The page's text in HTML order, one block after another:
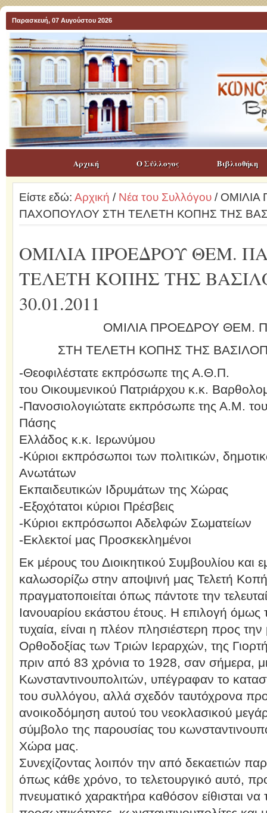
Παρασκευή, 07 Αυγούστου 2026
Αρχική Ο Σύλλογος Βιβλιοθήκη
Είστε εδώ: Αρχική / Νέα του Συλλόγου/
ΠΑΧΟΠΟΥΛΟΥ ΣΤΗ ΤΕΛΕΤΗ ΚΟΠΗΣ ΤΗΣ
ΟΜΙΛΙΑ ΠΡΟΕΔΡΟΥ ΘΕΜ.
ΤΕΛΕΤΗ ΚΟΠΗΣ ΤΗΣ
30.01.2011
ΟΜΙΛΙΑ ΠΡΟΕΔΡΟΥ ΘΕΜ.
ΣΤΗ ΤΕΛΕΤΗ ΚΟΠΗΣ ΤΗΣ
-Θεοφιλέστατε εκπρόσωπε της Α.Θ.Π.
του Οικουμενικού Πατριάρχου κ.κ.
-Πανοσιολογιώτατε εκπρόσωπε της Α.Μ.
Πάσης
Ελλάδος κ.κ. Ιερωνύμου
-Κύριοι εκπρόσωποι των πολιτικών,
Ανωτάτων
Εκπαιδευτικών Ιδρυμάτων της Χώρας
-Εξοχότατοι κύριοι Πρέσβεις
-Κύριοι εκπρόσωποι Αδελφών Σωματείων
-Εκλεκτοί μας Προσκεκλημένοι
Εκ μέρους του Διοικητικού Συμβουλίου
καλωσορίζω στην αποψινή μας Τελετή
πραγματοποιείται όπως πάντοτε την
Ιανουαρίου εκάστου έτους. Η επιλογή όμως
τυχαία, είναι η πλέον πλησιέστερη προς
Ορθοδοξίας των Τριών Ιεραρχών, της
πριν από 83 χρόνια το 1928, σαν σήμερα,
Κωνσταντινουπολιτών, υπέγραφαν το
του συλλόγου, αλλά σχεδόν ταυτόχρονα
ανοικοδόμηση αυτού του νεοκλασικού
σύμβολο της παρουσίας του
Χώρα μας.
Συνεχίζοντας λοιπόν την από δεκαετιών
όπως κάθε χρόνο, το τελετουργικό αυτό,
πνευματικό χαρακτήρα καθόσον είθισται να